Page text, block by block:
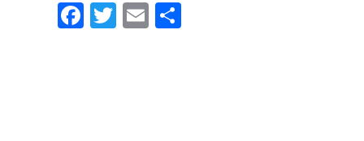
Facebook
TwitterEmail